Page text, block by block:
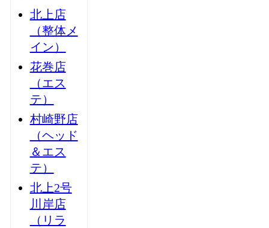
北上店
（整体メ
イン）
花巻店
（エス
テ）
村崎野店
（ヘッド
＆エス
テ）
北上2号
川岸店
（リラ